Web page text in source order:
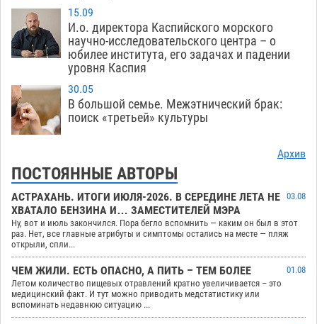
15.09
И.о. директора Каспийского морского
научно-исследовательского центра – о
юбилее института, его задачах и падении
уровня Каспия
30.05
В большой семье. Межэтнический брак:
поиск «третьей» культуры
Архив
ПОСТОЯННЫЕ АВТОРЫ
АСТРАХАНЬ. ИТОГИ ИЮЛЯ-2026. В СЕРЕДИНЕ ЛЕТА НЕ
ХВАТАЛО БЕНЗИНА И… ЗАМЕСТИТЕЛЕЙ МЭРА
03.08
Ну, вот и июль закончился. Пора бегло вспомнить — каким он был в этот
раз. Нет, все главные атрибуты и симптомы остались на месте — пляж
открыли, спли...
ЧЕМ ЖИЛИ. ЕСТЬ ОПАСНО, А ПИТЬ – ТЕМ БОЛЕЕ
01.08
Летом количество пищевых отравлений кратно увеличивается – это
медицинский факт. И тут можно приводить медстатистику или
вспоминать недавнюю ситуацию ...